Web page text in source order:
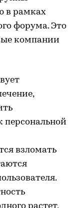
в рамках
форума. Это
компании
персональной
взломать